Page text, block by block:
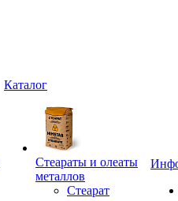
Каталог
Стеараты и олеаты
металлов
Стеарат